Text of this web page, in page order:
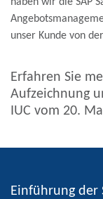
unser Kunde von
Erfahren Sie
Aufzeichnung
IUC vom 20.
Einführung der